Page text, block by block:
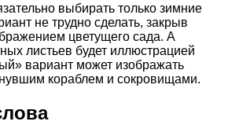
выбирать только зимние
не трудно сделать, закрыв
цветущего сада. А
листьев будет иллюстрацией
вариант может изображать
кораблем и сокровищами.